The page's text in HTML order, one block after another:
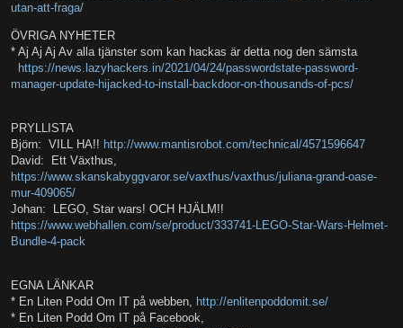
utan-att-fraga/
ÖVRIGA NYHETER
* Aj Aj Aj Av alla tjänster som kan hackas är detta nog den sämsta
https://news.lazyhackers.in/2021/04/24/passwordstate-password-
manager-update-hijacked-to-install-backdoor-on-thousands-of-pcs/
PRYLLISTA
Björn: VILL HA!! http://www.mantisrobot.com/technical/4571596647
David: Ett Växthus,
https://www.skanskabyggvaror.se/vaxthus/vaxthus/juliana-grand-oase-
mur-409065/
Johan: LEGO, Star wars! OCH HJÄLM!!
https://www.webhallen.com/se/product/333741-LEGO-Star-Wars-Helmet-
Bundle-4-pack
EGNA LÄNKAR
* En Liten Podd Om IT på webben, http://enlitenpoddomit.se/
* En Liten Podd Om IT på Facebook,